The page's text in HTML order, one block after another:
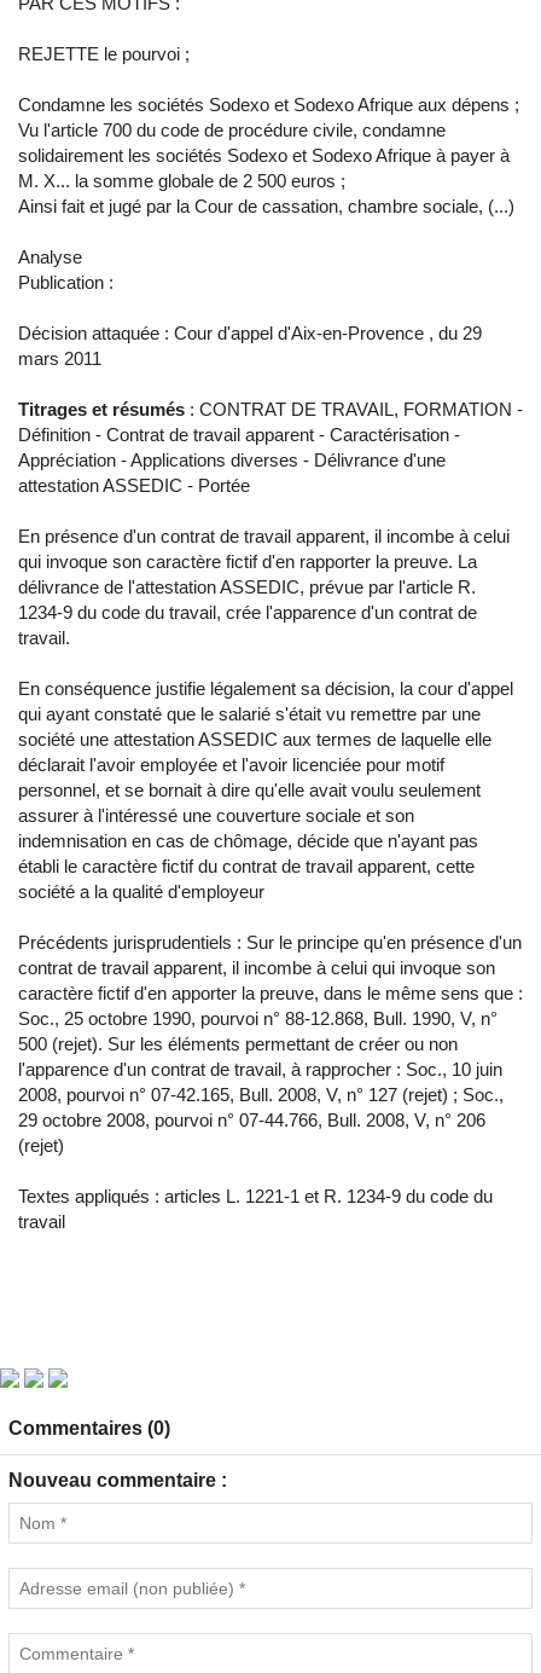
REJETTE le pourvoi ;
Condamne les sociétés Sodexo et Sodexo Afrique aux dépens ;
Vu l'article 700 du code de procédure civile, condamne
solidairement les sociétés Sodexo et Sodexo Afrique à payer à
M. X... la somme globale de 2 500 euros ;
Ainsi fait et jugé par la Cour de cassation, chambre sociale, (...)
Analyse
Publication :
Décision attaquée : Cour d'appel d'Aix-en-Provence , du 29
mars 2011
Titrages et résumés : CONTRAT DE TRAVAIL, FORMATION -
Définition - Contrat de travail apparent - Caractérisation -
Appréciation - Applications diverses - Délivrance d'une
attestation ASSEDIC - Portée
En présence d'un contrat de travail apparent, il incombe à celui
qui invoque son caractère fictif d'en rapporter la preuve. La
délivrance de l'attestation ASSEDIC, prévue par l'article R.
1234-9 du code du travail, crée l'apparence d'un contrat de
travail.
En conséquence justifie légalement sa décision, la cour d'appel
qui ayant constaté que le salarié s'était vu remettre par une
société une attestation ASSEDIC aux termes de laquelle elle
déclarait l'avoir employée et l'avoir licenciée pour motif
personnel, et se bornait à dire qu'elle avait voulu seulement
assurer à l'intéressé une couverture sociale et son
indemnisation en cas de chômage, décide que n'ayant pas
établi le caractère fictif du contrat de travail apparent, cette
société a la qualité d'employeur
Précédents jurisprudentiels : Sur le principe qu'en présence d'un
contrat de travail apparent, il incombe à celui qui invoque son
caractère fictif d'en apporter la preuve, dans le même sens que :
Soc., 25 octobre 1990, pourvoi n° 88-12.868, Bull. 1990, V, n°
500 (rejet). Sur les éléments permettant de créer ou non
l'apparence d'un contrat de travail, à rapprocher : Soc., 10 juin
2008, pourvoi n° 07-42.165, Bull. 2008, V, n° 127 (rejet) ; Soc.,
29 octobre 2008, pourvoi n° 07-44.766, Bull. 2008, V, n° 206
(rejet)
Textes appliqués : articles L. 1221-1 et R. 1234-9 du code du
travail
Commentaires (0)
Nouveau commentaire :